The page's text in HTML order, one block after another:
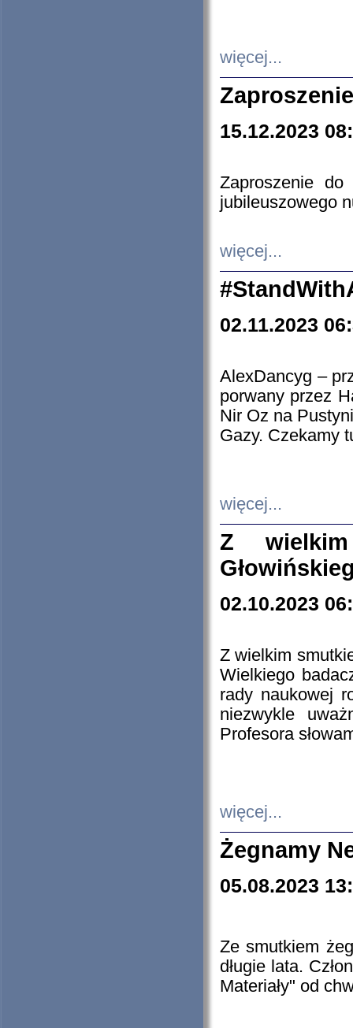
więcej...
15.12.2023
Zaproszenie do
jubileuszowego
więcej...
02.11.2023
AlexDancyg –
porwany przez
Nir Oz na
Gazy. Czekamy
więcej...
Z
02.10.2023
Z wielkim
Wielkiego
rady naukowej
niezwykle
Profesora
więcej...
Żegnamy
05.08.2023
Ze smutkiem
długie lata.
Materiały" od